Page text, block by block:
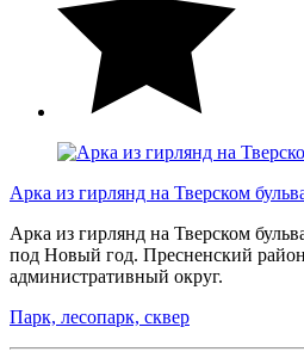
Арка из гирлянд на Тверском
Арка из гирлянд на Тверском
под Новый год. Пресненский
административный округ.
Парк, лесопарк, сквер